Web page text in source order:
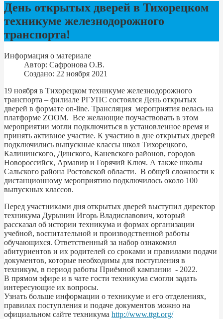
День открытых дверей в Тихорецком
техникуме железнодорожного
транспорта!
Информация о материале
Автор: Сафронова О.В.
Создано: 22 ноября 2021
19 ноября в Тихорецком техникуме железнодорожного
транспорта – филиале РГУПС состоялся День открытых
дверей в формате on-line. Трансляция мероприятия велась на
платформе ZOOM. Все желающие поучаствовать в этом
мероприятии могли подключиться в установленное время и
принять активное участие. К участию в дне открытых дверей
подключились выпускные классы школ Тихорецкого,
Калининского, Динского, Каневского районов, городов
Новороссийск, Армавир и Горячий Ключ. А также школы
Сальского района Ростовской области. В общей сложности к
дистанционному мероприятию подключилось около 100
выпускных классов.
Перед участниками дня открытых дверей выступил директор
техникума Дурынин Игорь Владиславович, который
рассказал об истории техникума и формах организации
учебной, воспитательной и производственной работы
обучающихся. Ответственный за набор ознакомил
абитуриентов и их родителей со сроками и правилами подачи
документов, которые необходимы для поступления в
техникум, в период работы Приёмной кампании - 2022.
В прямом эфире и в чате гости техникума смогли задать
интересующие их вопросы.
Узнать больше информации о техникуме и его отделениях,
правилах поступления и подаче документов можно на
официальном сайте техникума http://www.ttgt.org/